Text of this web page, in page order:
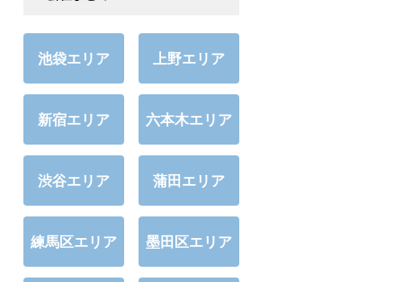
池袋エリア 上野エリア
新宿エリア 六本木エリア
渋谷エリア 蒲田エリア
練馬区エリア 墨田区エリア